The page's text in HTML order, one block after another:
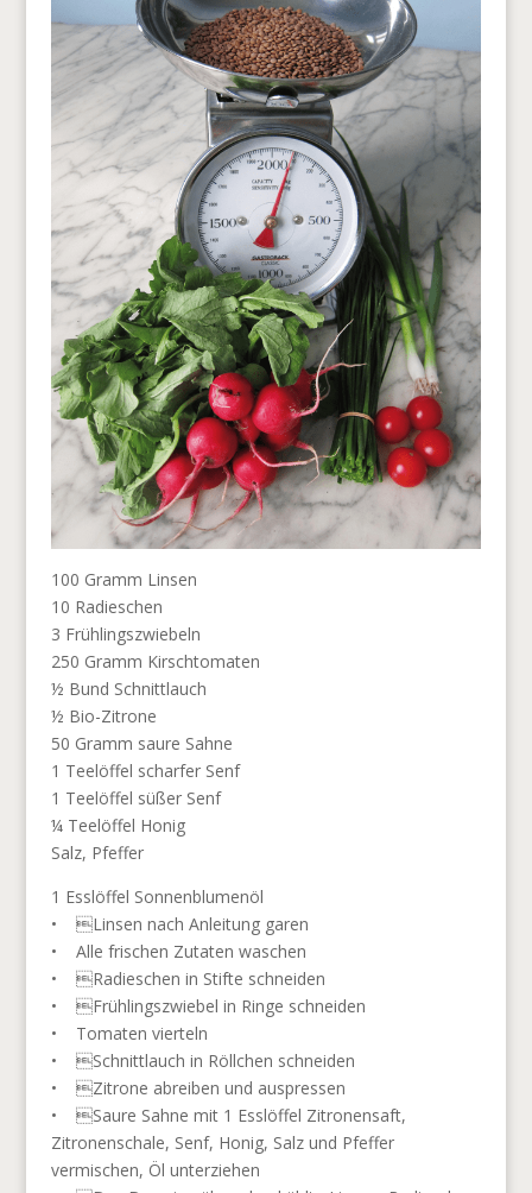
100 Gramm Linsen
10 Radieschen
3 Frühlingszwiebeln
250 Gramm Kirschtomaten
½ Bund Schnittlauch
½ Bio-Zitrone
50 Gramm saure Sahne
1 Teelöffel scharfer Senf
1 Teelöffel süßer Senf
¼ Teelöffel Honig
Salz, Pfeffer
1 Esslöffel Sonnenblumenöl
• Linsen nach Anleitung garen
• Alle frischen Zutaten waschen
• Radieschen in Stifte schneiden
• Frühlingszwiebel in Ringe schneiden
• Tomaten vierteln
• Schnittlauch in Röllchen schneiden
• Zitrone abreiben und auspressen
• Saure Sahne mit 1 Esslöffel Zitronensaft,
Zitronenschale, Senf, Honig, Salz und Pfeffer
vermischen, Öl unterziehen